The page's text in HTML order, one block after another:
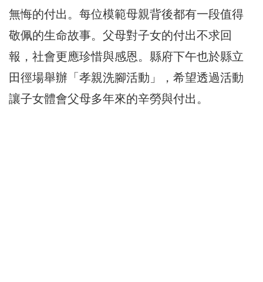
無悔的付出。每位模範母親背後都有一段值得
敬佩的生命故事。父母對子女的付出不求回
報，社會更應珍惜與感恩。縣府下午也於縣立
田徑場舉辦「孝親洗腳活動」，希望透過活動
讓子女體會父母多年來的辛勞與付出。